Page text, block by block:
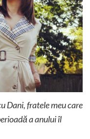
Dani, fratele meu care
a anului îl